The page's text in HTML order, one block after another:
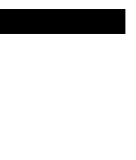
nostre lloc web